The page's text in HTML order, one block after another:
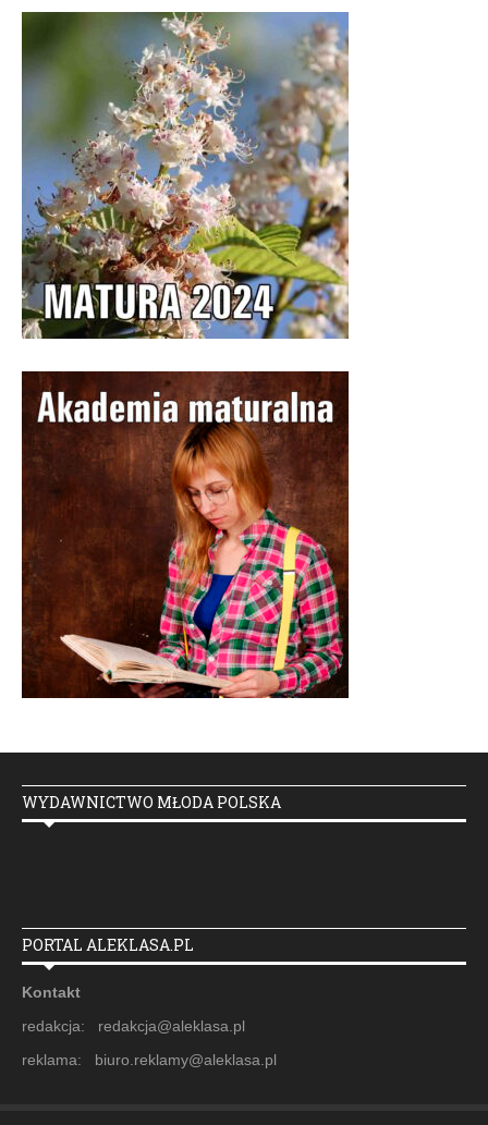
WYDAWNICTWO MŁODA POLSKA
PORTAL ALEKLASA.PL
Kontakt
redakcja: redakcja@aleklasa.pl
reklama: biuro.reklamy@aleklasa.pl